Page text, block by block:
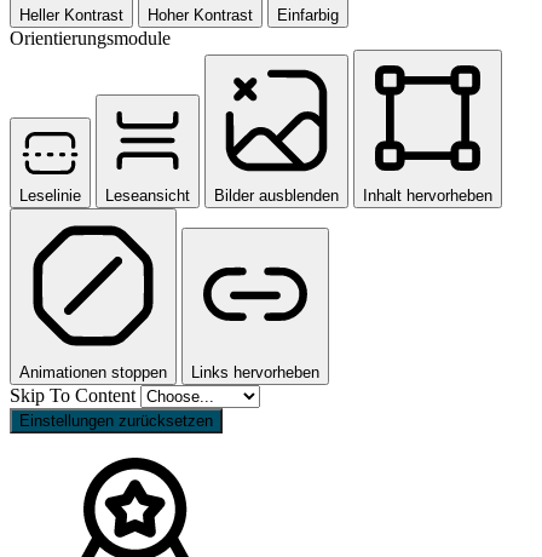
Heller Kontrast Hoher Kontrast Einfarbig
Orientierungsmodule
Leselinie Leseansicht Bilder ausblenden Inhalt hervorheben
Animationen stoppen Links hervorheben
Skip To Content
Einstellungen zurücksetzen